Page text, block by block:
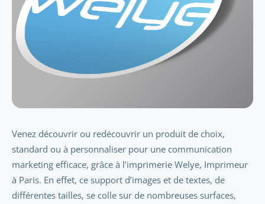
Venez découvrir ou redécouvrir un produit de choix,
standard ou à personnaliser pour une communication
marketing efficace, grâce à l’imprimerie Welye, Imprimeur
à Paris. En effet, ce support d’images et de textes, de
différentes tailles, se colle sur de nombreuses surfaces,